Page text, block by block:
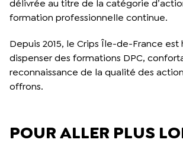
délivrée au titre de la catégorie
formation professionnelle continue.
Depuis 2015, le Crips Île-de-France est
dispenser des formations DPC,
reconnaissance de la qualité des
offrons.
POUR ALLER PLUS